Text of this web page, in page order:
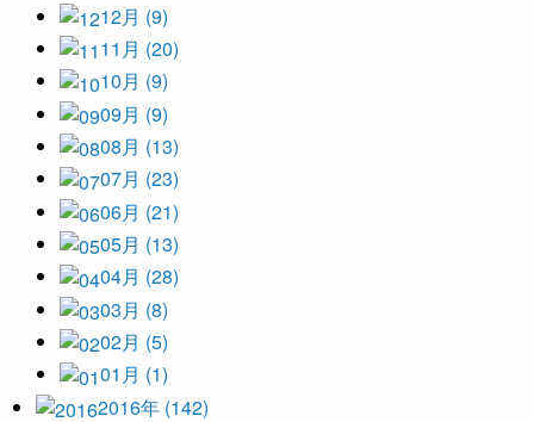
12月 (9)
11月 (20)
10月 (9)
09月 (9)
08月 (13)
07月 (23)
06月 (21)
05月 (13)
04月 (28)
03月 (8)
02月 (5)
01月 (1)
2016年 (142)